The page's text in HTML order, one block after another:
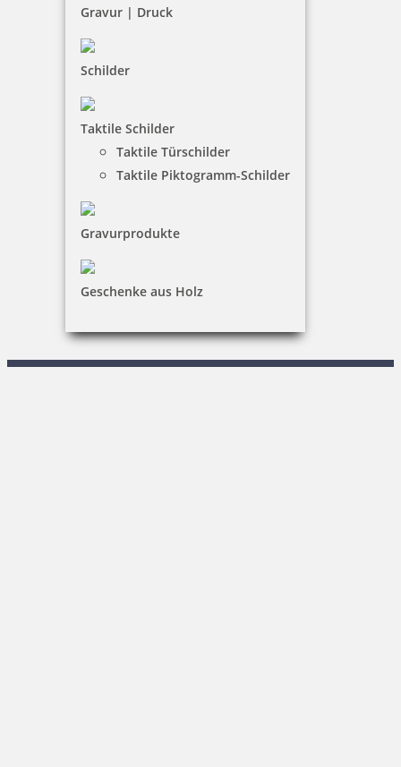
Gravur | Druck
Schilder
Taktile Schilder
Taktile Türschilder
Taktile Piktogramm-Schilder
Gravurprodukte
Geschenke aus Holz
Barrierefreiheit
Vertrag widerrufen
Mein Konto
KONTAKT
Menzel & Woelke GmbH
Reiner Drolshagen
0 29 02 / 80 70 – 0